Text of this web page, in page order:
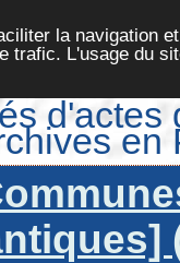
la navigation
trafic. L'usage du
d'actes
en